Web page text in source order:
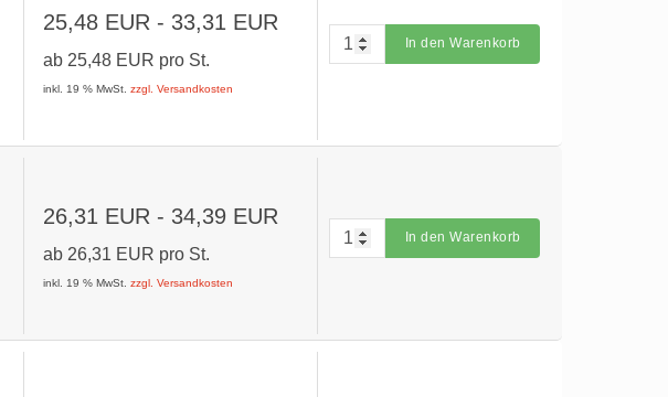
25,48 EUR - 33,31 EUR
ab 25,48 EUR pro St.
inkl. 19 % MwSt.zzgl. Versandkosten
In den Warenkorb
26,31 EUR - 34,39 EUR
ab 26,31 EUR pro St.
inkl. 19 % MwSt.zzgl. Versandkosten
In den Warenkorb